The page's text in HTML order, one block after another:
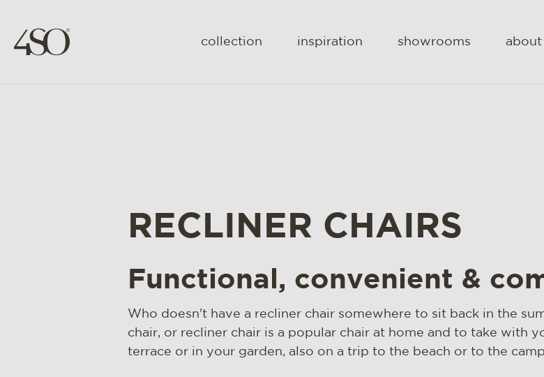
collection inspiration showrooms about
RECLINER CHAIRS
Functional, convenient &
Who doesn't have a recliner chair somewhere to sit back in the
chair, or recliner chair is a popular chair at home and to take with
terrace or in your garden, also on a trip to the beach or to the